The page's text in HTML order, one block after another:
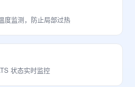
度监测，防止局部过热
状态实时监控